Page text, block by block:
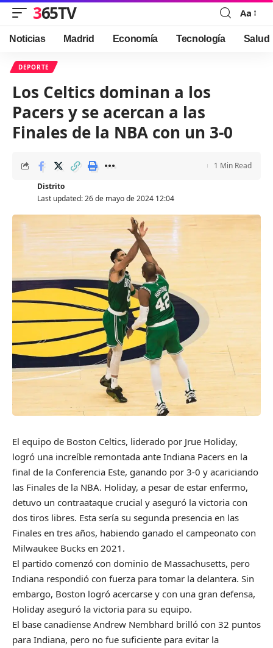
365TV
Font
Resizer
Aa
Noticias Madrid Economía Tecnología Salud
DEPORTE
Los Celtics dominan a los
Pacers y se acercan a las
Finales de la NBA con un 3-0
Last updated: 26 de mayo de 2024 12:04
Distrito
1 Min Read
El equipo de Boston Celtics, liderado por Jrue Holiday,
logró una increíble remontada ante Indiana Pacers en la
final de la Conferencia Este, ganando por 3-0 y acariciando
las Finales de la NBA. Holiday, a pesar de estar enfermo,
detuvo un contraataque crucial y aseguró la victoria con
dos tiros libres. Esta sería su segunda presencia en las
Finales en tres años, habiendo ganado el campeonato con
Milwaukee Bucks en 2021.
El partido comenzó con dominio de Massachusetts, pero
Indiana respondió con fuerza para tomar la delantera. Sin
embargo, Boston logró acercarse y con una gran defensa,
Holiday aseguró la victoria para su equipo.
El base canadiense Andrew Nembhard brilló con 32 puntos
para Indiana, pero no fue suficiente para evitar la